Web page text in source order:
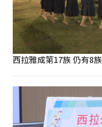
西拉雅成第17族 仍有8